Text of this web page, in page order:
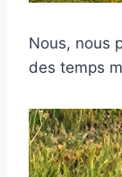
Nous, nous
des temps